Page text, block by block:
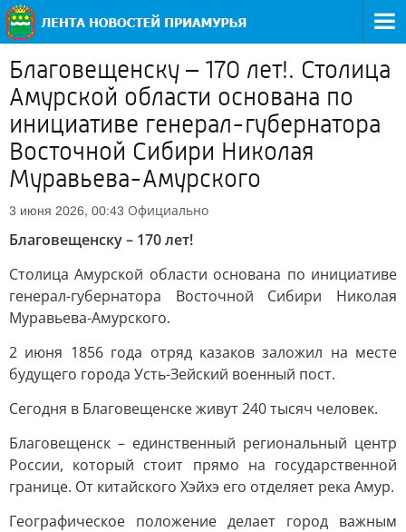
Благовещенску – 170 лет!. Столица
Амурской области основана по
инициативе генерал-губернатора
Восточной Сибири Николая
Муравьева-Амурского
3 июня 2026, 00:43 Официально
Благовещенску – 170 лет!
Столица Амурской области основана по инициативе
генерал-губернатора Восточной Сибири Николая
Муравьева-Амурского.
2 июня 1856 года отряд казаков заложил на месте
будущего города Усть-Зейский военный пост.
Сегодня в Благовещенске живут 240 тысяч человек.
Благовещенск – единственный региональный центр
России, который стоит прямо на государственной
границе. От китайского Хэйхэ его отделяет река Амур.
Географическое положение делает город важным